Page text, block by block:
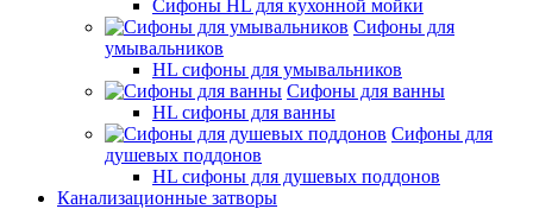
Сифоны HL для кухонной мойки
Сифоны для
умывальников
HL сифоны для умывальников
Сифоны для ванны
HL сифоны для ванны
Сифоны для
душевых поддонов
HL сифоны для душевых поддонов
Канализационные затворы